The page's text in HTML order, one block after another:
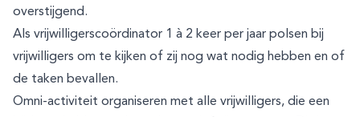
overstijgend.
Als vrijwilligerscoördinator 1 à 2 keer per jaar polsen bij
vrijwilligers om te kijken of zij nog wat nodig hebben en of
de taken bevallen.
Omni-activiteit organiseren met alle vrijwilligers, die een